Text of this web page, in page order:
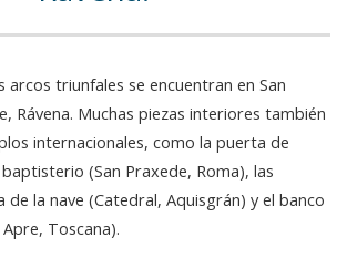
arcos triunfales se encuentran en San
Rávena. Muchas piezas interiores también
internacionales, como la puerta de
(San Praxede, Roma), las
de la nave (Catedral, Aquisgrán) y el banco
Toscana).